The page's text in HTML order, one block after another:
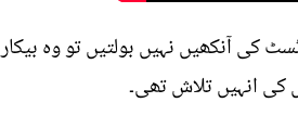
کی آنکھیں نہیں بولتیں تو وہ بیکار
کی انہیں تلاش تھی۔